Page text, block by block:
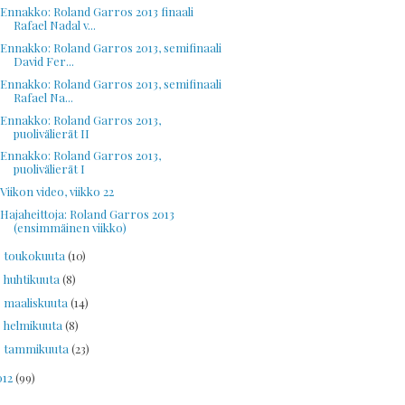
Ennakko: Roland Garros 2013 finaali
Rafael Nadal v...
Ennakko: Roland Garros 2013, semifinaali
David Fer...
Ennakko: Roland Garros 2013, semifinaali
Rafael Na...
Ennakko: Roland Garros 2013,
puolivälierät II
Ennakko: Roland Garros 2013,
puolivälierät I
Viikon video, viikko 22
Hajaheittoja: Roland Garros 2013
(ensimmäinen viikko)
toukokuuta(10)
huhtikuuta(8)
maaliskuuta(14)
helmikuuta(8)
tammikuuta(23)
(99)